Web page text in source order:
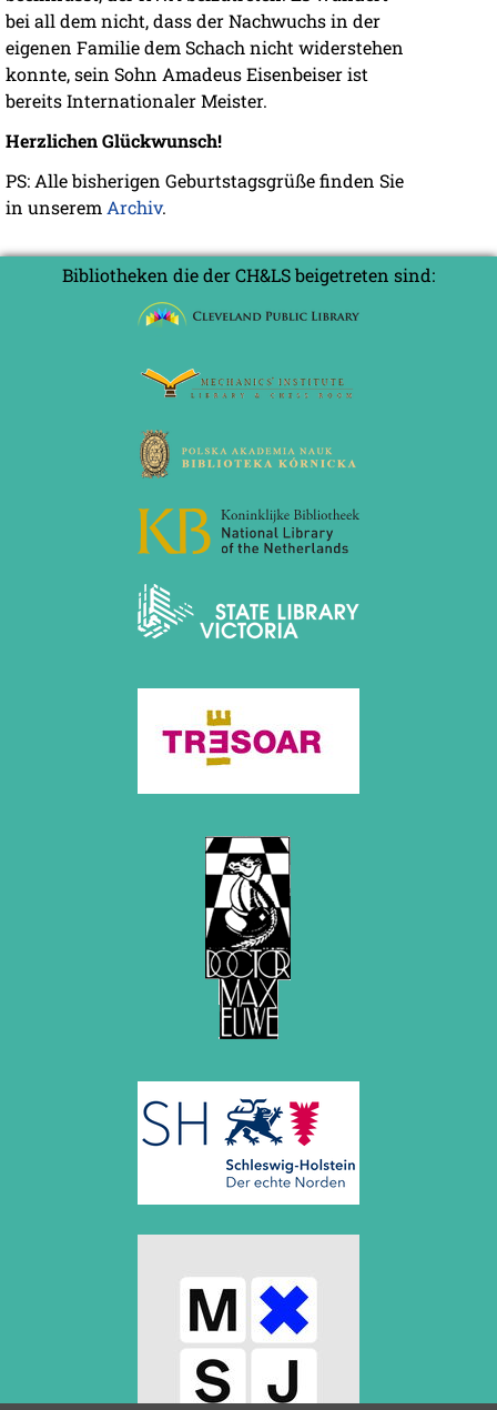
bei all dem nicht, dass der Nachwuchs in der
eigenen Familie dem Schach nicht widerstehen
konnte, sein Sohn Amadeus Eisenbeiser ist
bereits Internationaler Meister.
Herzlichen Glückwunsch!
PS: Alle bisherigen Geburtstagsgrüße finden Sie
in unserem Archiv.
Bibliotheken die der CH&LS beigetreten sind: